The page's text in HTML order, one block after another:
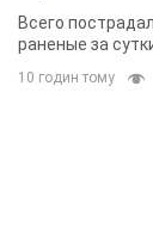
Всего
раненые за
10 годин тому